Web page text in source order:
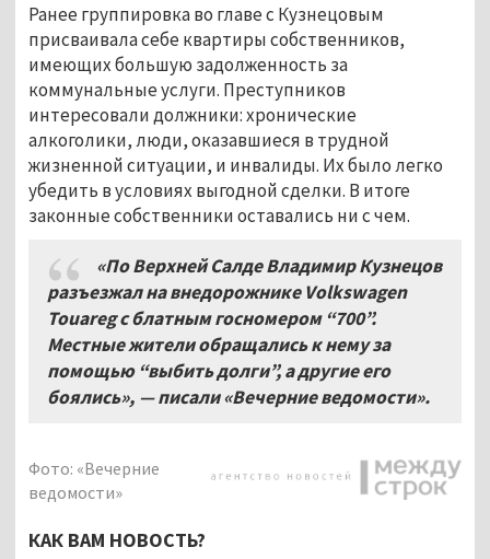
Ранее группировка во главе с Кузнецовым
присваивала себе квартиры собственников,
имеющих большую задолженность за
коммунальные услуги. Преступников
интересовали должники: хронические
алкоголики, люди, оказавшиеся в трудной
жизненной ситуации, и инвалиды. Их было легко
убедить в условиях выгодной сделки. В итоге
законные собственники оставались ни с чем.
«По Верхней Салде Владимир Кузнецов
разъезжал на внедорожникеVolkswagen
Touaregс блатным госномером “700”.
Местные жители обращались к нему за
помощью “выбить долги”, а другие его
боялись», — писали «Вечерние ведомости».
Фото: «Вечерние
ведомости»
КАК ВАМ НОВОСТЬ?